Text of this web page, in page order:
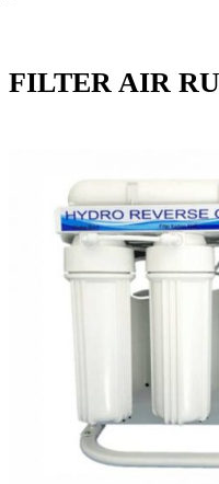
FILTER AIR